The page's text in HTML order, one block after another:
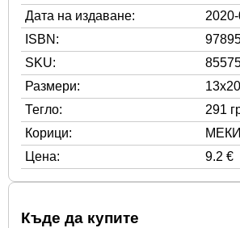
Дата на издаване:
ISBN:
SKU:
Размери:
13x20
Тегло:
291
Корици:
МЕКИ
Цена:
9.2 €
Къде да купите